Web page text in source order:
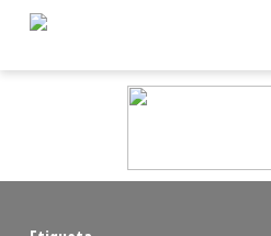
Skip